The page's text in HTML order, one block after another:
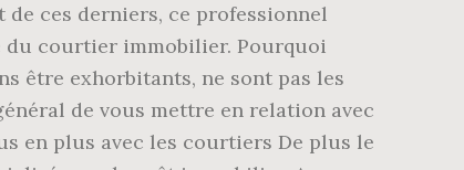
de ces derniers, ce professionnel
du courtier immobilier. Pourquoi
être exhorbitants, ne sont pas les
de vous mettre en relation avec
en plus avec les courtiers De plus le